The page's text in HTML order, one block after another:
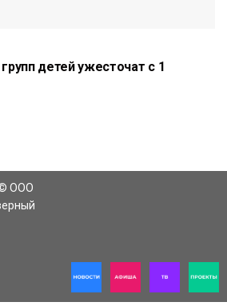
детей ужесточат с 1
ООО